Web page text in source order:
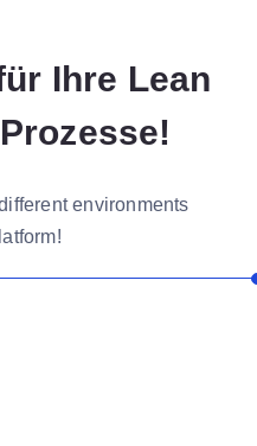
Ihre Lean
environments